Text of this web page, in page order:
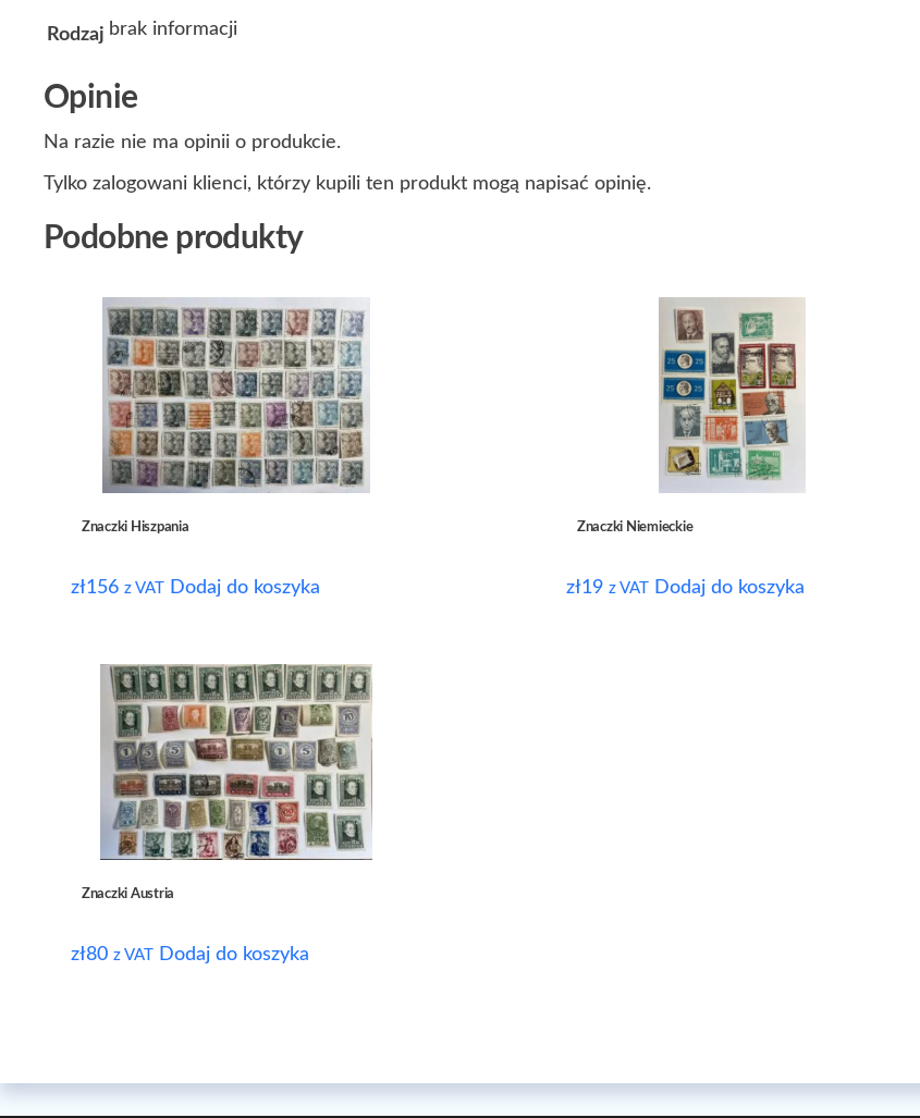
Rodzaj brak informacji
Opinie
Na razie nie ma opinii o produkcie.
Tylko zalogowani klienci, którzy kupili ten produkt mogą napisać opinię.
Podobne produkty
Znaczki Hiszpania
zł156 z VAT Dodaj do koszyka
Znaczki Niemieckie
zł19 z VAT Dodaj do koszyka
Znaczki Austria
zł80 z VAT Dodaj do koszyka